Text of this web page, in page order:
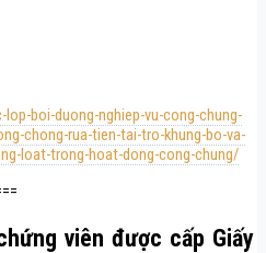
boi-duong-nghiep-vu-cong-chung-
chong-rua-tien-tai-tro-khung-bo-va-
loat-trong-hoat-dong-cong-chung/
viên được cấp Giấy